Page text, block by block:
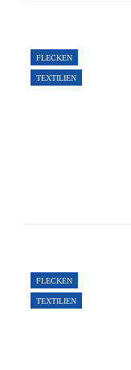
FLECKEN
TEXTILIEN
FLECKEN
TEXTILIEN